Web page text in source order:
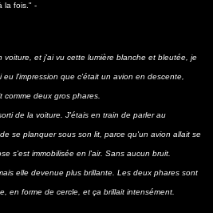
la fois." -
voiture, et j'ai vu cette lumière blanche et bleutée, je
l'impression que c'était un avion en descente,
comme deux gros phares.
de la voiture. J'étais en train de parler au
se planquer sous son lit, parce qu'un avion allait se
s'est immobilisée en l'air. Sans aucun bruit.
elle devenue plus brillante. Les deux phares sont
en forme de cercle, et ça brillait intensément.